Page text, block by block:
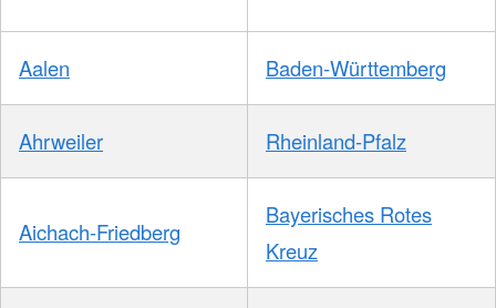
Aalen Baden-Württemberg
Ahrweiler Rheinland-Pfalz
Aichach-Friedberg
Bayerisches Rotes
Kreuz